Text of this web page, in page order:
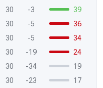
30 -3
39
30 -5
36
30 -5
34
30 -19
24
30 -34
19
30 -23 17